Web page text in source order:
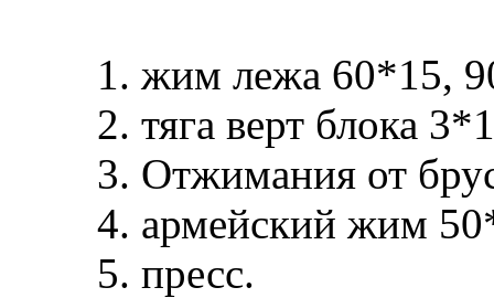
1. жим лежа 60*15,
2. тяга верт блока
3. Отжимания от
4. армейский жим
5. пресс.